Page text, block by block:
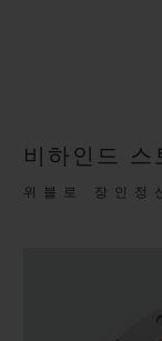
비하인드 스
위블로 장인정